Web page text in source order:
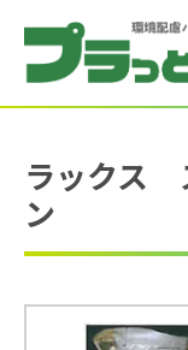
ラックス
ン